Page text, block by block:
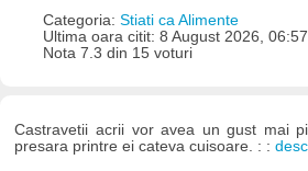
Categoria: Stiati ca Alimente
Ultima oara citit: 8 August 2026, 06:57
Nota 7.3 din 15 voturi
Castravetii acrii vor avea un gust mai
presara printre ei cateva cuisoare. : :